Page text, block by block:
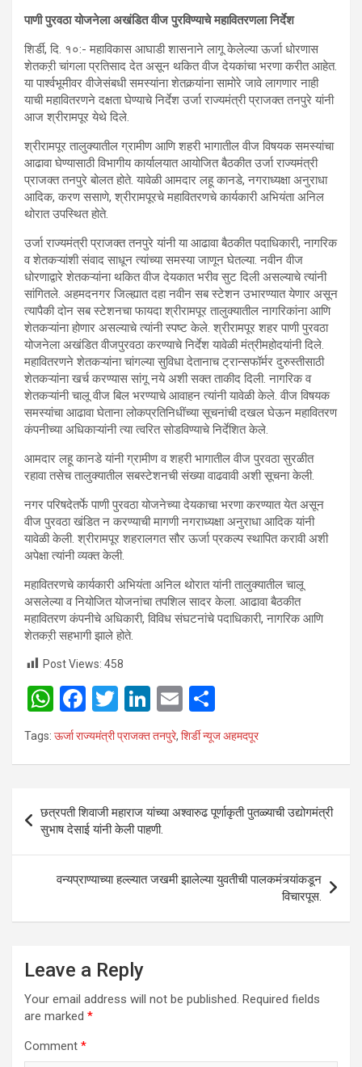
पाणी पुरवठा योजनेला अखंडित वीज पुरविण्याचे महावितरणला निर्देश
शिर्डी, दि. १०:- महाविकास आघाडी शासनाने लागू केलेल्या ऊर्जा धोरणास
शेतकऱी चांगला प्रतिसाद देत असून थकित वीज देयकांचा भरणा करीत आहेत.
या पार्श्‍वभूमीवर वीजेसंबधी समस्यांना शेतकर्‍यांना सामोरे जावे लागणार नाही
याची महावितरणने दक्षता घेण्याचे निर्देश उर्जा राज्यमंत्री प्राजक्त तनपुरे यांनी
आज श्रीरामपूर येथे दिले.
श्रीरामपूर तालुक्यातील ग्रामीण आणि शहरी भागातील वीज विषयक समस्यांचा
आढावा घेण्यासाठी विभागीय कार्यालयात आयोजित बैठकीत उर्जा राज्यमंत्री
प्राजक्त तनपुरे बोलत होते. यावेळी आमदार लहू कानडे, नगराध्यक्षा अनुराधा
आदिक, करण ससाणे, श्रीरामपूरचे महावितरणचे कार्यकारी अभियंता अनिल
थोरात उपस्थित होते.
उर्जा राज्यमंत्री प्राजक्त तनपुरे यांनी या आढावा बैठकीत पदाधिकारी, नागरिक
व शेतकऱ्यांशी संवाद साधून त्यांच्या समस्या जाणून घेतल्या. नवीन वीज
धोरणाद्वारे शेतकऱ्यांना थकित वीज देयकात भरीव सुट दिली असल्याचे त्यांनी
सांगितले. अहमदनगर जिल्ह्यात दहा नवीन सब स्टेशन उभारण्यात येणार असून
त्यापैकी दोन सब स्टेशनचा फायदा श्रीरामपूर तालुक्यातील नागरिकांना आणि
शेतकऱ्यांना होणार असल्याचे त्यांनी स्पष्ट केले. श्रीरामपूर शहर पाणी पुरवठा
योजनेला अखंडित वीजपुरवठा करण्याचे निर्देश यावेळी मंत्रीमहोदयांनी दिले.
महावितरणने शेतकऱ्यांना चांगल्या सुविधा देतानाच ट्रान्सफॉर्मर दुरुस्तीसाठी
शेतकऱ्यांना खर्च करण्यास सांगू नये अशी सक्त ताकीद दिली. नागरिक व
शेतकऱ्यांनी चालू वीज बिल भरण्याचे आवाहन त्यांनी यावेळी केले. वीज विषयक
समस्यांचा आढावा घेताना लोकप्रतिनिधींच्या सूचनांची दखल घेऊन महावितरण
कंपनीच्या अधिकाऱ्यांनी त्या त्वरित सोडविण्याचे निर्देशित केले.
आमदार लहू कानडे यांनी ग्रामीण व शहरी भागातील वीज पुरवठा सुरळीत
रहावा तसेच तालुक्यातील सबस्टेशनची संख्या वाढवावी अशी सूचना केली.
नगर परिषदेतर्फे पाणी पुरवठा योजनेच्या देयकाचा भरणा करण्यात येत असून
वीज पुरवठा खंडित न करण्याची मागणी नगराध्यक्षा अनुराधा आदिक यांनी
यावेळी केली. श्रीरामपूर शहरालगत सौर ऊर्जा प्रकल्प स्थापित करावी अशी
अपेक्षा त्यांनी व्यक्त केली.
महावितरणचे कार्यकारी अभियंता अनिल थोरात यांनी तालुक्यातील चालू
असलेल्या व नियोजित योजनांचा तपशिल सादर केला. आढावा बैठकीत
महावितरण कंपनीचे अधिकारी, विविध संघटनांचे पदाधिकारी, नागरिक आणि
शेतकऱी सहभागी झाले होते.
Post Views: 458
W
h
A
p
p
F
a
ce
o
o
k
T
wi
tt
Li
n
ke
n
E
m h
ar
Tags: ऊर्जा राज्यमंत्री प्राजक्त तनपुरे, शिर्डी न्यूज अहमदपूर
navigation
छत्रपती शिवाजी महाराज यांच्या अश्वारुढ पूर्णाकृती पुतळ्याची उद्योगमंत्री
सुभाष देसाई यांनी केली पाहणी.
वन्यप्राण्याच्या हल्ल्यात जखमी झालेल्या युवतीची पालकमंत्र्यांकडून
विचारपूस.
Leave a Reply
Your email address will not be published. Required fields
are marked *
Comment *